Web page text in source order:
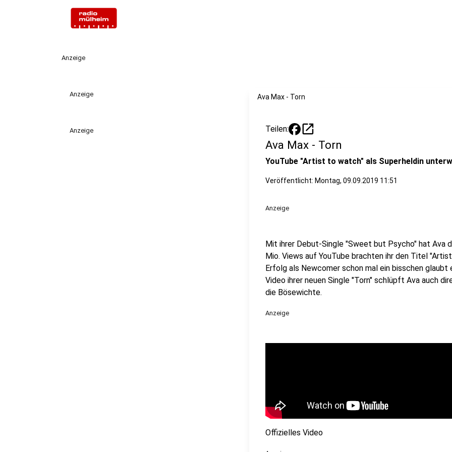
Anzeige
Anzeige
Anzeige
Ava Max - Torn
Teilen: open_in_new
Ava Max - Torn
YouTube "Artist to watch" als Superheldin
Veröffentlicht: Montag, 09.09.2019 11:51
Anzeige
Mit ihrer Debut-Single "Sweet but Psycho" hat Ava
Mio. Views auf YouTube brachten ihr den Titel
Erfolg als Newcomer schon mal ein bisschen
Video ihrer neuen Single "Torn" schlüpft Ava auch
die Bösewichte.
Anzeige
Offizielles Video